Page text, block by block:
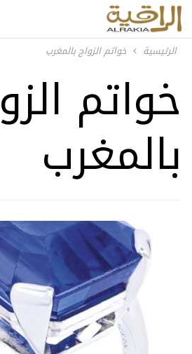
الرئيسية خواتم الزواج بالمغرب
خواتم
بالمغرب